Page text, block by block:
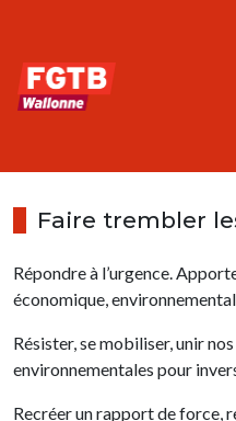
Faire trembler
Répondre à l’urgence.
économique,
Résister, se mobiliser, unir
environnementales pour
Recréer un rapport de force,